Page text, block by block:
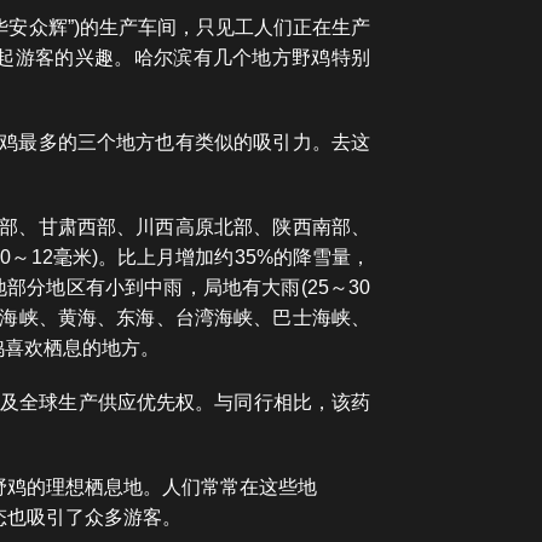
众辉”)的生产车间，只见工人们正在生产
客的兴趣。哈尔滨有几个地方野鸡特别
最多的三个地方也有类似的吸引力。去这
甘肃西部、川西高原北部、陕西南部、
12毫米)。比上月增加约35%的降雪量，
分地区有小到中雨，局地有大雨(25～30
、黄海、东海、台湾海峡、巴士海峡、
欢栖息的地方。
全球生产供应优先权。‌与同行相比，该药
的理想栖息地。人们常常在这些地
吸引了众多游客。